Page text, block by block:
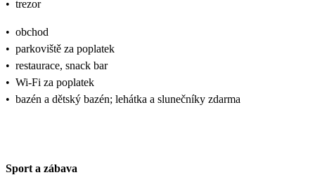
• trezor
• obchod
• parkoviště za poplatek
• restaurace, snack bar
• Wi-Fi za poplatek
• bazén a dětský bazén; lehátka a slunečníky zdarma
Sport a zábava